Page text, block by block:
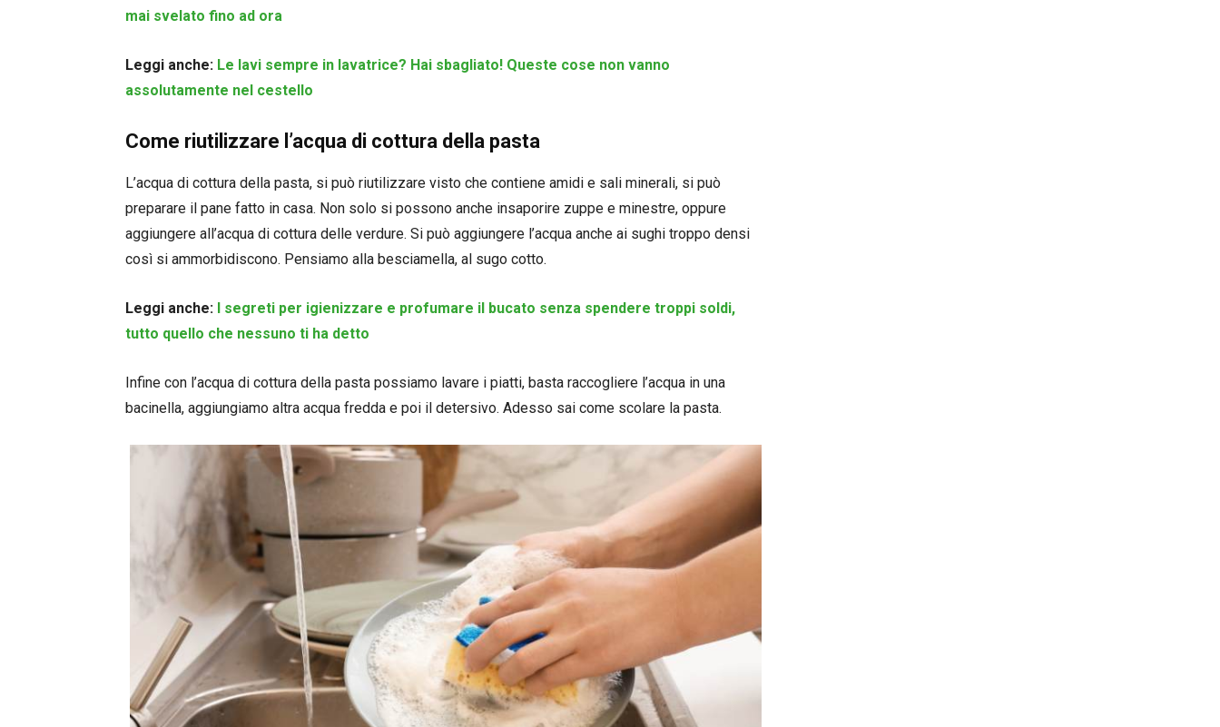
mai svelato fino ad ora
Leggi anche: Le lavi sempre in lavatrice? Hai sbagliato! Queste cose non vanno
assolutamente nel cestello
Come riutilizzare l’acqua di cottura della pasta
L’acqua di cottura della pasta, si può riutilizzare visto che contiene amidi e sali minerali, si può
preparare il pane fatto in casa. Non solo si possono anche insaporire zuppe e minestre, oppure
aggiungere all’acqua di cottura delle verdure. Si può aggiungere l’acqua anche ai sughi troppo densi
così si ammorbidiscono. Pensiamo alla besciamella, al sugo cotto.
Leggi anche: I segreti per igienizzare e profumare il bucato senza spendere troppi soldi,
tutto quello che nessuno ti ha detto
Infine con l’acqua di cottura della pasta possiamo lavare i piatti, basta raccogliere l’acqua in una
bacinella, aggiungiamo altra acqua fredda e poi il detersivo. Adesso sai come scolare la pasta.